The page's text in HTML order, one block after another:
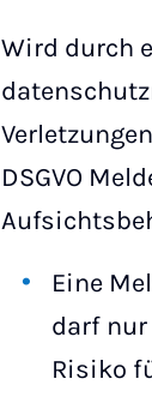
Wird durch
DSGVO
Eine
darf
Risiko